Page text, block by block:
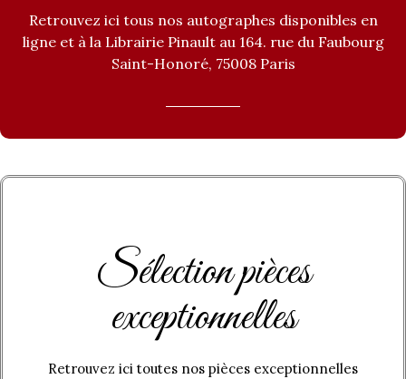
Retrouvez ici tous nos autographes disponibles en
ligne et à la Librairie Pinault au 164. rue du Faubourg
Saint-Honoré, 75008 Paris
Sélection pièces
exceptionnelles
Retrouvez ici toutes nos pièces exceptionnelles